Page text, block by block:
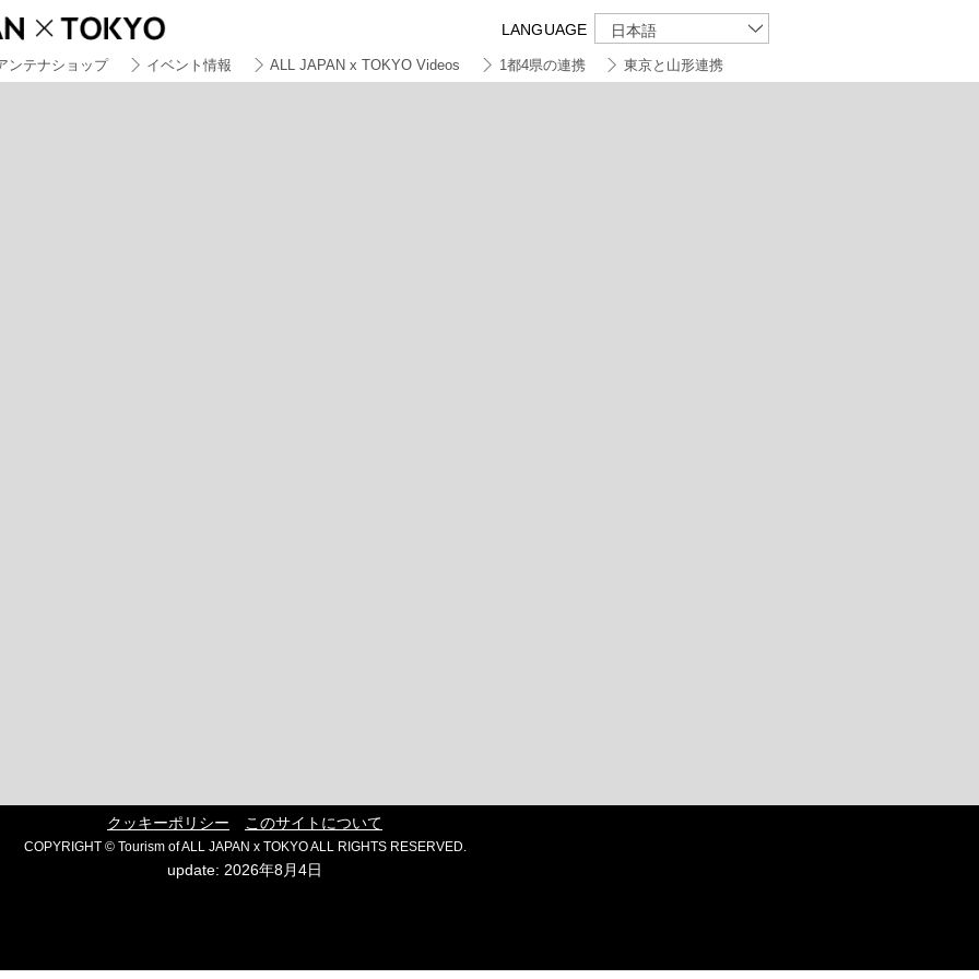
LANGUAGE 日本語
ンテナショップ イベント情報 ALL JAPAN x TOKYO Videos 1都4県の連携 東京と山形連携
クッキーポリシー このサイトについて
COPYRIGHT © Tourism of ALL JAPAN x TOKYO ALL RIGHTS RESERVED.
update: 2026年8月4日